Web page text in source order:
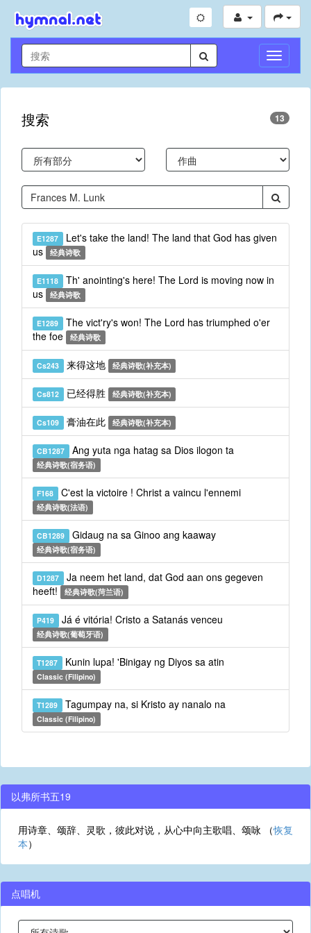
切
换
导
搜索 13
E1287 Let's take the land! The land that God has given
us
经典诗歌
E1118 Th' anointing's here! The Lord is moving now in
us
经典诗歌
E1289 The vict'ry's won! The Lord has triumphed o'er
the foe
经典诗歌
Cs243 来得这地 经典诗歌(补充本)
Cs812 已经得胜 经典诗歌(补充本)
Cs109 膏油在此 经典诗歌(补充本)
CB1287 Ang yuta nga hatag sa Dios ilogon ta
经典诗歌(宿务语)
F168 C'est la victoire ! Christ a vaincu l'ennemi
经典诗歌(法语)
CB1289 Gidaug na sa Ginoo ang kaaway
经典诗歌(宿务语)
D1287 Ja neem het land, dat God aan ons gegeven
heeft!
经典诗歌(菏兰语)
P419 Já é vitória! Cristo a Satanás venceu
经典诗歌(葡萄牙语)
T1287 Kunin lupa! 'Binigay ng Diyos sa atin
Classic (Filipino)
T1289 Tagumpay na, si Kristo ay nanalo na
Classic (Filipino)
以弗所书五19
用诗章、颂辞、灵歌，彼此对说，从心中向主歌唱、颂咏 （恢复
本）
点唱机